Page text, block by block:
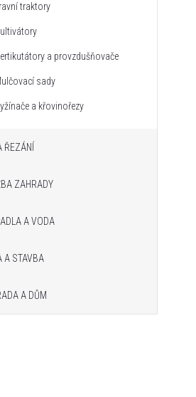
traktory
a provzdušňovače
sady
a křovinořezy
ŘEZÁNÍ
ZAHRADY
A VODA
A STAVBA
A DŮM